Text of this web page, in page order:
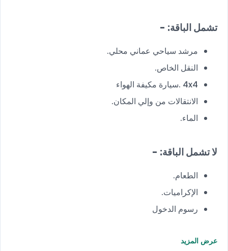
تشمل الباقة: -
مرشد سياحي عماني محلي.
النقل الخاص.
4x4 .سيارة مكيفة الهواء
الانتقالات من وإلي المكان.
الماء.
لا تشمل الباقة: -
الطعام.
الإكراميات.
رسوم الدخول
عرض المزيد